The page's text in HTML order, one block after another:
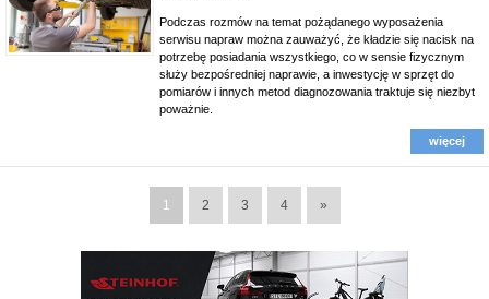
Podczas rozmów na temat pożądanego wyposażenia
serwisu napraw można zauważyć, że kładzie się nacisk na
potrzebę posiadania wszystkiego, co w sensie fizycznym
służy bezpośredniej naprawie, a inwestycję w sprzęt do
pomiarów i innych metod diagnozowania traktuje się niezbyt
poważnie.
więcej
1 2 3 4 »